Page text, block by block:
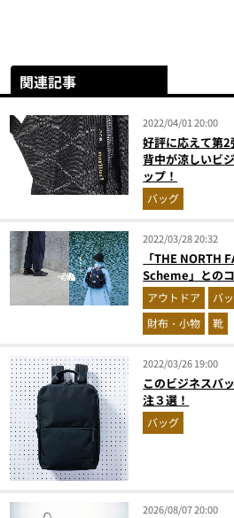
関連記事
2022/04/01 20:00
好評に応えて第
背中が涼しいビ
ップ！
バッグ
2022/03/28 20:32
「THE NORTH
Scheme」との
アウトドア バ
財布・小物
靴
2022/03/26 19:00
このビジネスバ
注３選！
バッグ
2026/08/07 20:00